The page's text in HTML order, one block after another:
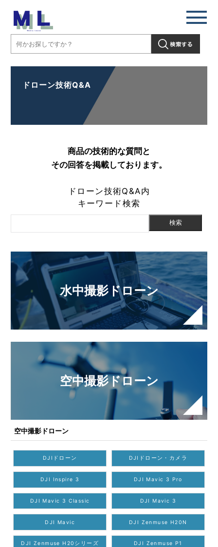
ドローン技術Q&A
商品の技術的な質問と
その回答を掲載しております。
ドローン技術Q&A内
キーワード検索
水中撮影ドローン
空中撮影ドローン
空中撮影ドローン
DJIドローン DJIドローン・カメラ
DJI Inspire 3 DJI Mavic 3 Pro
DJI Mavic 3 Classic DJI Mavic 3
DJI Mavic DJI Zenmuse H20N
DJI Zenmuse H20シリーズ DJI Zenmuse P1